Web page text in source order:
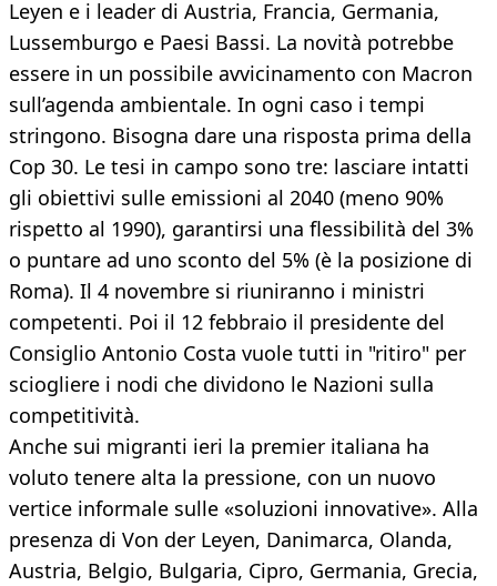
Leyen e i leader di Austria, Francia, Germania,
Lussemburgo e Paesi Bassi. La novità potrebbe
essere in un possibile avvicinamento con Macron
sull’agenda ambientale. In ogni caso i tempi
stringono. Bisogna dare una risposta prima della
Cop 30. Le tesi in campo sono tre: lasciare intatti
gli obiettivi sulle emissioni al 2040 (meno 90%
rispetto al 1990), garantirsi una flessibilità del 3%
o puntare ad uno sconto del 5% (è la posizione di
Roma). Il 4 novembre si riuniranno i ministri
competenti. Poi il 12 febbraio il presidente del
Consiglio Antonio Costa vuole tutti in "ritiro" per
sciogliere i nodi che dividono le Nazioni sulla
competitività.
Anche sui migranti ieri la premier italiana ha
voluto tenere alta la pressione, con un nuovo
vertice informale sulle «soluzioni innovative». Alla
presenza di Von der Leyen, Danimarca, Olanda,
Austria, Belgio, Bulgaria, Cipro, Germania, Grecia,